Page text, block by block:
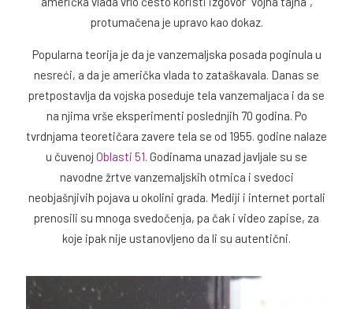
protumačena je upravo kao dokaz.
Popularna teorija je da je vanzemaljska posada poginula u
nesreći, a da je američka vlada to zataškavala. Danas se
pretpostavlja da vojska poseduje tela vanzemaljaca i da se
na njima vrše eksperimenti poslednjih 70 godina. Po
tvrdnjama teoretičara zavere tela se od 1955. godine nalaze
u čuvenoj Oblasti 51. Godinama unazad javljale su se
navodne žrtve vanzemaljskih otmica i svedoci
neobjašnjivih pojava u okolini grada. Mediji i internet portali
prenosili su mnoga svedočenja, pa čak i video zapise, za
koje ipak nije ustanovljeno da li su autentični.